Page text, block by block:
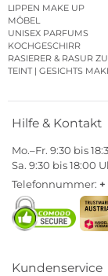
LIPPEN MAKE UP
MÖBEL
UNISEX PARFUMS
KOCHGESCHIRR
RASIERER & RASUR
TEINT | GESICHTS
Hilfe & Kontakt
Mo.–Fr. 9:30 bis
Sa. 9:30 bis 18:00
Telefonnummer: +
Kundenservice